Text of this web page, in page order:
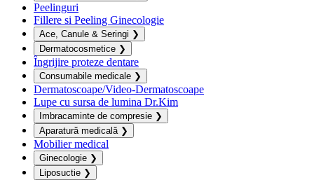
Peelinguri
Fillere si Peeling Ginecologie
Ace, Canule & Seringi ❯
Dermatocosmetice ❯
Îngrijire proteze dentare
Consumabile medicale ❯
Dermatoscoape/Video-Dermatoscoape
Lupe cu sursa de lumina Dr.Kim
Imbracaminte de compresie ❯
Aparatură medicală ❯
Mobilier medical
Ginecologie ❯
Liposuctie ❯